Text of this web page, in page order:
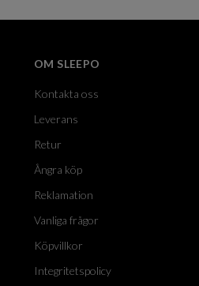
OM SLEEPO
Kontakta oss
Leverans
Retur
Ångra köp
Reklamation
Vanliga frågor
Köpvillkor
Integritetspolicy